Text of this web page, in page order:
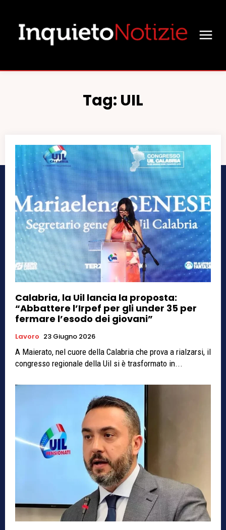
Tag: UIL
Calabria, la Uil lancia la proposta:
“Abbattere l’Irpef per gli under 35 per
fermare l’esodo dei giovani”
Lavoro 23 Giugno 2026
A Maierato, nel cuore della Calabria che prova a rialzarsi, il
congresso regionale della Uil si è trasformato in...